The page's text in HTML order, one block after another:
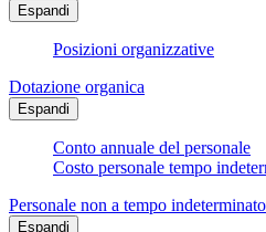
Espandi
Posizioni organizzative
Dotazione organica
Espandi
Conto annuale del personale
Costo personale tempo
Personale non a tempo indeterminato
Espandi